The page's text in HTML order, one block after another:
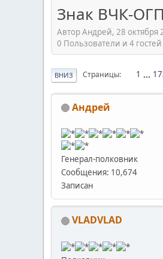
Знак ВЧК-
Автор Андрей, 28 октября
0 Пользователи и 4
ВНИЗ Страницы 1 ...
Андрей
Генерал-полковник
Сообщения: 10,674
Записан
VLADVLAD